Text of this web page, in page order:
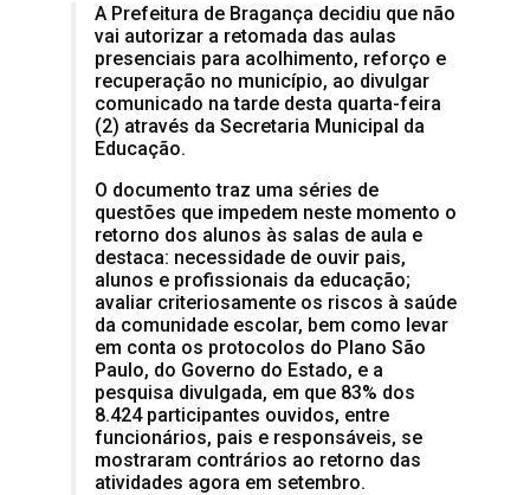
A Prefeitura de Bragança decidiu que não
vai autorizar a retomada das aulas
presenciais para acolhimento, reforço e
recuperação no município, ao divulgar
comunicado na tarde desta quarta-feira
(2) através da Secretaria Municipal da
Educação.
O documento traz uma séries de
questões que impedem neste momento o
retorno dos alunos às salas de aula e
destaca: necessidade de ouvir pais,
alunos e profissionais da educação;
avaliar criteriosamente os riscos à saúde
da comunidade escolar, bem como levar
em conta os protocolos do Plano São
Paulo, do Governo do Estado, e a
pesquisa divulgada, em que 83% dos
8.424 participantes ouvidos, entre
funcionários, pais e responsáveis, se
mostraram contrários ao retorno das
atividades agora em setembro.